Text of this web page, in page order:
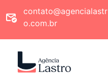
contato@agencialastr
o.com.br